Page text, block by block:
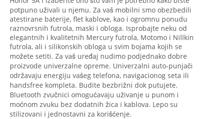
potpuno uživali u njemu. Za vaš mobilni smo obezbedili
atestirane baterije, flet kablove, kao i ogromnu ponudu
raznovrsnih futrola, maski i obloga. Isprobajte neku od
elegantnih i kvalitetnih Mercury futrola, Motomo i Nillkin
futrola, ali i silikonskih obloga u svim bojama kojih se
možete setiti. Za vaš uređaj nudimo podjednako dobre
proizvode univerzalne opreme. Univerzalni auto-punjači
održavaju energiju vašeg telefona, navigacionog seta ili
handsfree kompleta. Budite bezbrižni dok putujete.
Bluetooth zvučnici omogućavaju uživanje u punom i
moćnom zvuku bez dodatnih žica i kablova. Lepo su
stilizovani i jednostavni za korišćenje.